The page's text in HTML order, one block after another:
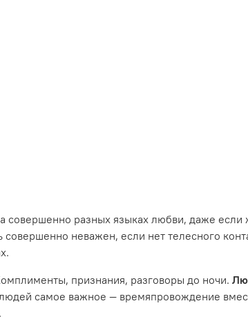
совершенно разных языках любви, даже
неважен, если нет телесного
признания, разговоры до ночи.
самое важное — времяпровождение